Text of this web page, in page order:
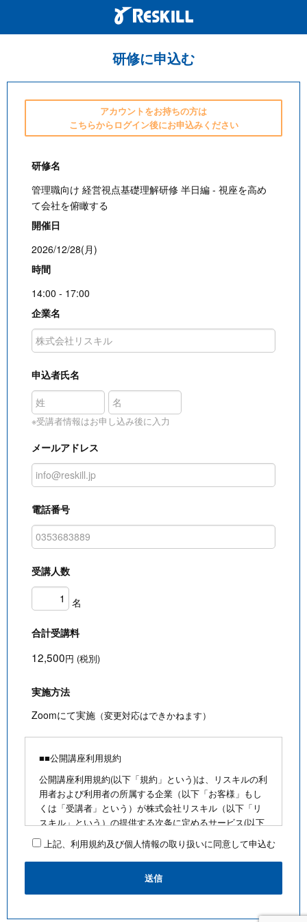
研修に申込む
アカウントをお持ちの方は
こちらからログイン後にお申込みください
研修名
管理職向け 経営視点基礎理解研修 半日編 - 視座を高め
て会社を俯瞰する
開催日
2026/12/28(月)
時間
14:00 - 17:00
企業名
申込者氏名
※受講者情報はお申し込み後に入力
メールアドレス
電話番号
受講人数
名
合計受講料
12,500円 (税別)
実施方法
Zoomにて実施 （変更対応はできかねます）
■■公開講座利用規約
公開講座利用規約(以下「規約」という)は、リスキルの利
用者および利用者の所属する企業（以下「お客様」もし
くは「受講者」という）が株式会社リスキル（以下「リ
スキル」という）の提供する次条に定めるサービス(以下
「公開講座」という)を利用するにあたり、お客様に遵守
していただく事項を定めたものです。
■公開講座お申込みにあたって
・最少催行人数を満たさないなど合理的な事由がある場
とします
上記、利用規約及び個人情報の取り扱いに同意して申込む